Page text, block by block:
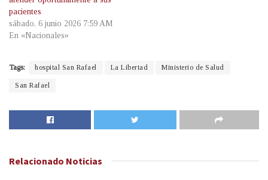
pacientes
sábado, 6 junio 2026 7:59 AM
En «Nacionales»
Tags: hospital San Rafael La Libertad Ministerio de Salud
San Rafael
Relacionado Noticias